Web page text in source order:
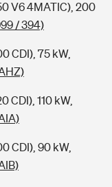
V6 4MATIC), 200
/ 394)
CDI), 75 kW,
CDI), 110 kW,
CDI), 90 kW,